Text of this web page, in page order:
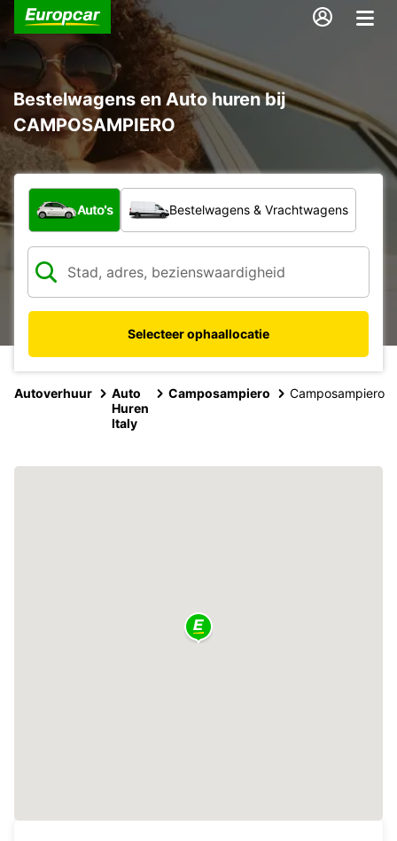
Bestelwagens en Auto huren bij
CAMPOSAMPIERO
Welk type voertuig?
Auto's Bestelwagens & Vrachtwagens
Selecteer ophaallocatie
Autoverhuur
Auto
Huren
Italy
Camposampiero Camposampiero